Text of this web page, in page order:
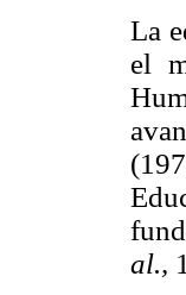
La
el
al.,